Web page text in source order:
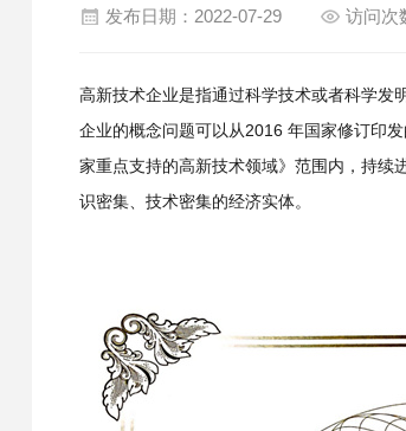
发布日期：2022-07-29 访问次
高新技术企业是指通过科学技术或者科学发
企业的概念问题可以从2016 年国家修订印
家重点支持的高新技术领域》范围内，持续
识密集、技术密集的经济实体。